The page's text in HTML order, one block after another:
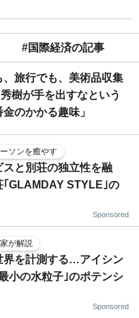
#国際経済の記事
、旅行でも、美術品収集
樹が手を出すなという
金のかかる趣味」
ソンを癒やす
と別荘の独立性を融
GLAMDAY STYLE｣の
Sponsored
が解説
界を計測する…アイシン
小の水粒子｣のポテンシ
Sponsored